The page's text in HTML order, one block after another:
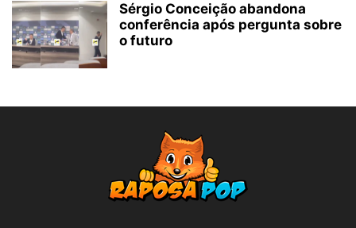
Sérgio Conceição abandona
conferência após pergunta sobre
o futuro